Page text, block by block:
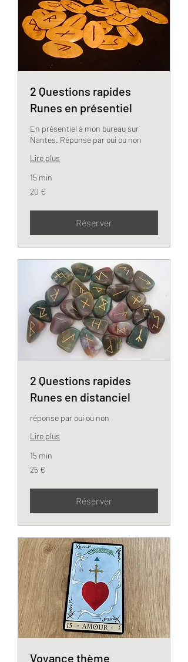
2 Questions rapides
Runes en présentiel
En présentiel à mon bureau sur
Nantes. Réponse par oui ou non
Lire plus
15 min
20
euros
20 €
Réserver
2 Questions rapides
Runes en distanciel
réponse par oui ou non
Lire plus
15 min
25
euros
25 €
Réserver
Voyance thème